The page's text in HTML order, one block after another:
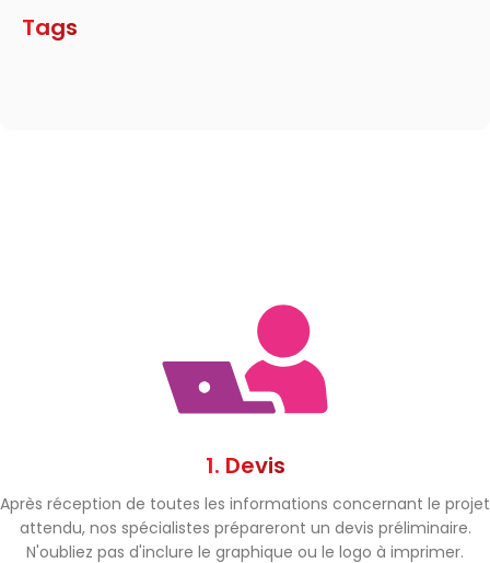
Tags
1. Devis
Après réception de toutes les informations concernant le projet
attendu, nos spécialistes prépareront un devis préliminaire.
N'oubliez pas d'inclure le graphique ou le logo à imprimer.